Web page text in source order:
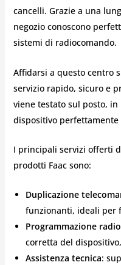
cancelli. Grazie a una
negozio conoscono
sistemi di radiocomando.
Affidarsi a questo centro
servizio rapido, sicuro e
viene testato sul posto,
dispositivo
I principali servizi offerti
prodotti Faac sono:
Duplicazione
funzionanti, ideali per
Programmazione
corretta del
Assistenza tecnica: